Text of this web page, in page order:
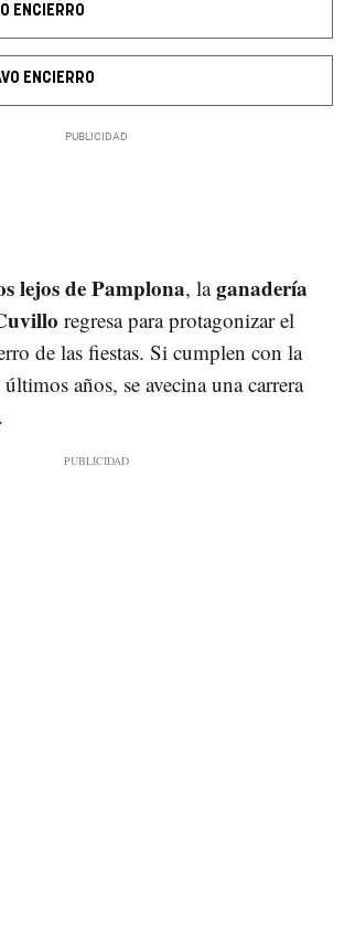
ENCIERRO
ENCIERRO
lejos dePamplona, laganadería
regresa para protagonizar el
de las fiestas. Si cumplen con la
años, se avecina una carrera